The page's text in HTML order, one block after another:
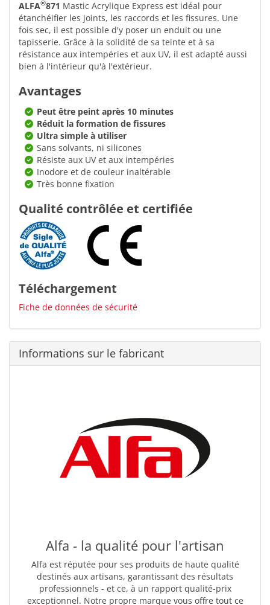
ALFA®871 Mastic Acrylique Express est idéal pour
étanchéifier les joints, les raccords et les fissures. Une
fois sec, il est possible d'y poser un enduit ou une
tapisserie. Grâce à la solidité de sa teinte et à sa
résistance aux intempéries et aux UV, il est adapté aussi
bien à l'intérieur qu'à l'extérieur.
Avantages
Peut être peint après 10 minutes
Réduit la formation de fissures
Ultra simple à utiliser
Sans solvants, ni silicones
Résiste aux UV et aux intempéries
Inodore et de couleur inaltérable
Très bonne fixation
Qualité contrôlée et certifiée
Téléchargement
Fiche de données de sécurité
Informations sur le fabricant
Alfa - la qualité pour l'artisan
Alfa est réputée pour ses produits de haute qualité
destinés aux artisans, garantissant des résultats
professionnels - et ce, à un rapport qualité-prix
exceptionnel. Notre propre marque vous offre tout ce